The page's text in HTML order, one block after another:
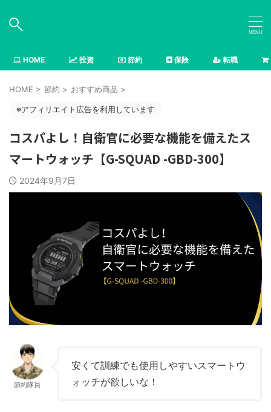
HOME 投資 節約 保険 転職
HOME > 節約 > おすすめ商品 >
※アフィリエイト広告を利用しています
コスパよし！自衛官に必要な機能を備えたス
マートウォッチ【G-SQUAD -GBD-300】
2024年9月7日
節約隊員
安くて訓練でも使用しやすいスマートウ
ォッチが欲しいな！